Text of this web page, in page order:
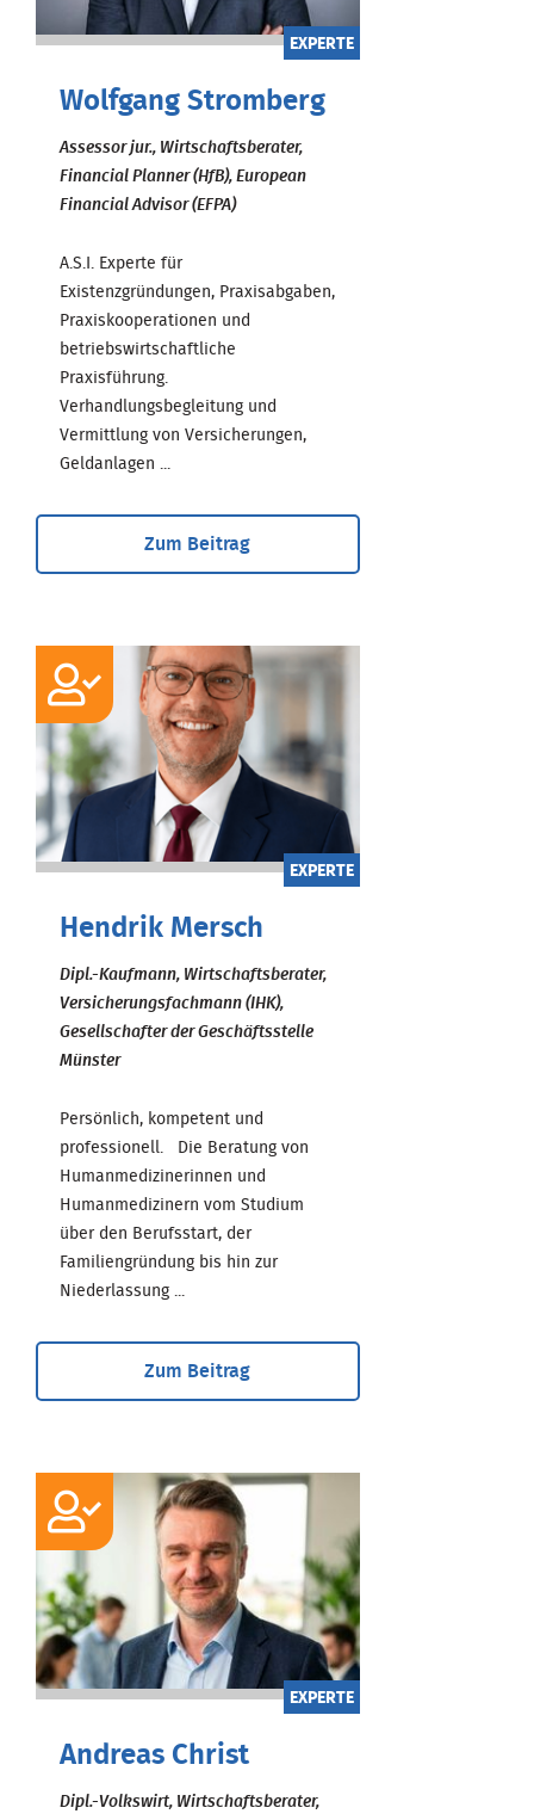
EXPERTE
Wolfgang Stromberg
Assessor jur., Wirtschaftsberater,
Financial Planner (HfB), European
Financial Advisor (EFPA)
A.S.I. Experte für
Existenzgründungen, Praxisabgaben,
Praxiskooperationen und
betriebswirtschaftliche
Praxisführung.
Verhandlungsbegleitung und
Vermittlung von Versicherungen,
Geldanlagen ...
Zum Beitrag
EXPERTE
Hendrik Mersch
Dipl.-Kaufmann, Wirtschaftsberater,
Versicherungsfachmann (IHK),
Gesellschafter der Geschäftsstelle
Münster
Persönlich, kompetent und
professionell. Die Beratung von
Humanmedizinerinnen und
Humanmedizinern vom Studium
über den Berufsstart, der
Familiengründung bis hin zur
Niederlassung ...
Zum Beitrag
EXPERTE
Andreas Christ
Dipl.-Volkswirt, Wirtschaftsberater,